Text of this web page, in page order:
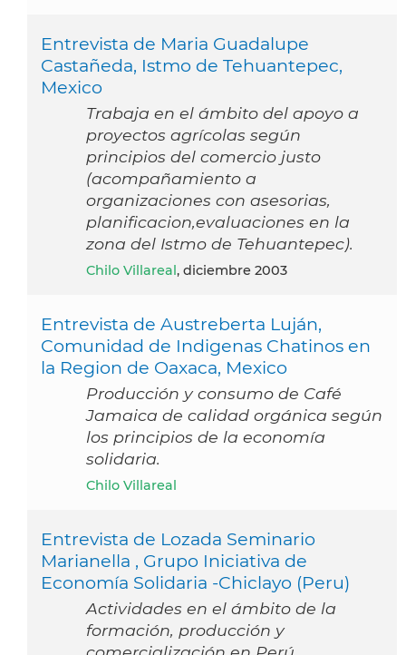
Entrevista de Maria Guadalupe
Castañeda, Istmo de Tehuantepec,
Mexico
Trabaja en el ámbito del apoyo a
proyectos agrícolas según
principios del comercio justo
(acompañamiento a
organizaciones con asesorias,
planificacion,evaluaciones en la
zona del Istmo de Tehuantepec).
Chilo Villareal , diciembre 2003
Entrevista de Austreberta Luján,
Comunidad de Indigenas Chatinos en
la Region de Oaxaca, Mexico
Producción y consumo de Café
Jamaica de calidad orgánica según
los principios de la economía
solidaria.
Chilo Villareal
Entrevista de Lozada Seminario
Marianella , Grupo Iniciativa de
Economía Solidaria -Chiclayo (Peru)
Actividades en el ámbito de la
formación, producción y